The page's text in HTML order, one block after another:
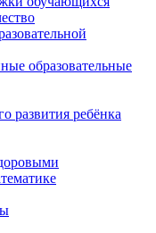
образовательные
развития ребёнка